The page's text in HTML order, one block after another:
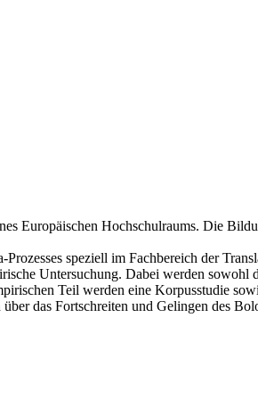
Europäischen Hochschulraums. Die
speziell im Fachbereich der
Untersuchung. Dabei werden sowohl
Teil werden eine Korpusstudie
das Fortschreiten und Gelingen des